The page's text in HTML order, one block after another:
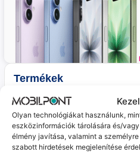
Olyan technológiákat használunk,
eszközinformációk tárolására és/
élmény javítása, valamint a
szabott hirdetések megjelenítése
Termékek
Jelenleg nincs